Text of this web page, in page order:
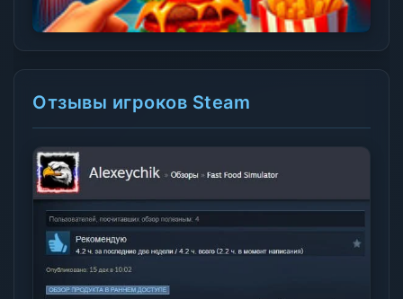
Отзывы игроков Steam